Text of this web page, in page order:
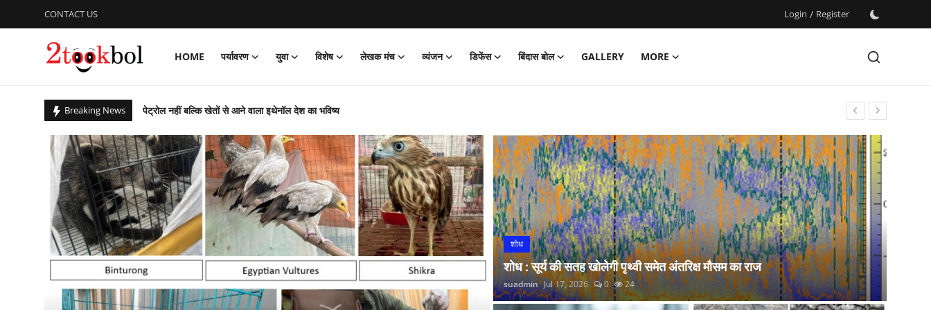
CONTACT US Login / Register
HOME पर्यावरण युवा विशेष लेखक मंच व्यंजन डिफेंस बिंदास बोल GALLERY
MORE
Breaking News
पेट्रोल नहीं बल्कि खेतों से आने वाला इथेनॉल देश का भविष्य
कचरे से कंचन: कूड़े के पहाड़ को बना दिया राप्ती ईको पार्क
बिहार उपचुनाव : पीके जीते, भाजपा, लालू यादव और नितीश कुमार हारे!
आजादी के 79 वर्ष के उपलक्ष्य में एनसीसी ने किया साइक्लोथॉन 2026 का आयोजन
पीएम ने ‘नशा मुक्त युवा फॉर विकसित भारत संकल्प अभियान’ की शुरुआत की
ग्लासगो कॉमनवेल्थ खेलों में भारत मुक्केबाजों ने लगाई सोने की झड़ी
संस्कार भारती, साहित्य विभाग की अवध प्रांत की प्रांतीय बैठक
गुरु पूर्णिमा : शिष्यों ने किया डॉ अजय का गुरुपूजन, रंगारंग समारोह
राष्ट्रीय शूटिंग में भास्कर नाथ पांडेय का शानदार प्रदर्शन
शोध
शोध : सूर्य की सतह खोलेगी पृथ्वी समेत अंतरिक्ष मौसम का राज
suadmin Jul 17, 2026 0 24